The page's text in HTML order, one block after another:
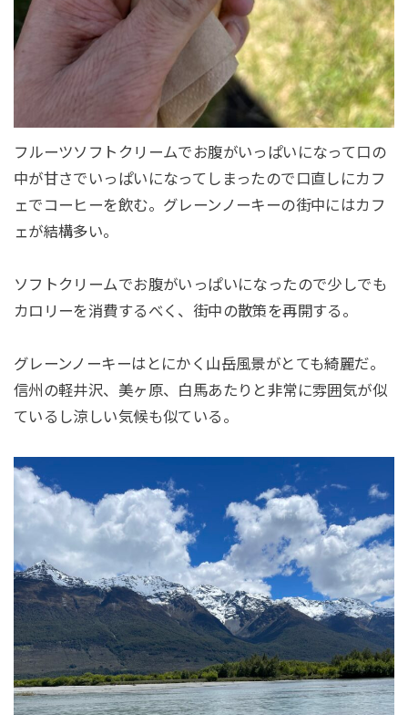
フルーツソフトクリームでお腹がいっぱいになって口の
中が甘さでいっぱいになってしまったので口直しにカフ
ェでコーヒーを飲む。グレーンノーキーの街中にはカフ
ェが結構多い。
ソフトクリームでお腹がいっぱいになったので少しでも
カロリーを消費するべく、街中の散策を再開する。
グレーンノーキーはとにかく山岳風景がとても綺麗だ。
信州の軽井沢、美ヶ原、白馬あたりと非常に雰囲気が似
ているし涼しい気候も似ている。